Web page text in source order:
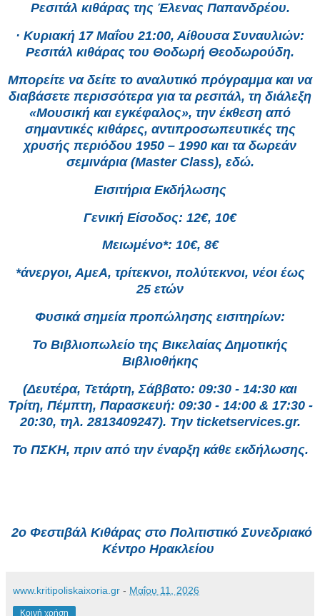
Ρεσιτάλ κιθάρας της Έλενας Παπανδρέου.
· Κυριακή 17 Μαΐου 21:00, Αίθουσα Συναυλιών:
Ρεσιτάλ κιθάρας του Θοδωρή Θεοδωρούδη.
Μπορείτε να δείτε το αναλυτικό πρόγραμμα και να
διαβάσετε περισσότερα για τα ρεσιτάλ, τη διάλεξη
«Μουσική και εγκέφαλος», την έκθεση από
σημαντικές κιθάρες, αντιπροσωπευτικές της
χρυσής περιόδου 1950 – 1990 και τα δωρεάν
σεμινάρια (Master Class), εδώ.
Εισιτήρια Εκδήλωσης
Γενική Είσοδος: 12€, 10€
Μειωμένο*: 10€, 8€
*άνεργοι, ΑμεΑ, τρίτεκνοι, πολύτεκνοι, νέοι έως
25 ετών
Φυσικά σημεία προπώλησης εισιτηρίων:
Το Βιβλιοπωλείο της Βικελαίας Δημοτικής
Βιβλιοθήκης
(Δευτέρα, Τετάρτη, Σάββατο: 09:30 - 14:30 και
Τρίτη, Πέμπτη, Παρασκευή: 09:30 - 14:00 & 17:30 -
20:30, τηλ. 2813409247). Την ticketservices.gr.
Το ΠΣΚΗ, πριν από την έναρξη κάθε εκδήλωσης.
2ο Φεστιβάλ Κιθάρας στο Πολιτιστικό Συνεδριακό
Κέντρο Ηρακλείου
www.kritipoliskaixoria.gr - Μαΐου 11, 2026
Κοινή χρήση